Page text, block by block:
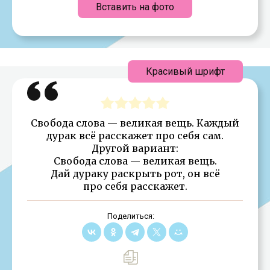
Вставить на фото
Свобода слова — великая вещь. Каждый
дурак всё расскажет про себя сам.
Другой вариант:
Свобода слова — великая вещь.
Дай дураку раскрыть рот, он всё
про себя расскажет.
Поделиться:
Красивый шрифт